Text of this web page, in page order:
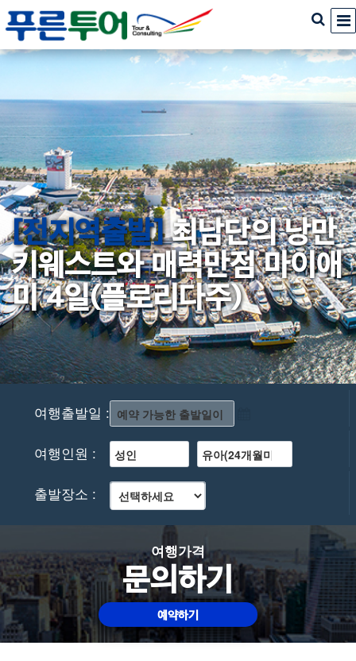
[전지역출발]최남단의 낭만
키웨스트와 매력만점 마이애
미 4일(플로리다주)
여행출발일 :
여행인원 :
출발장소 :
여행가격
문의하기
예약하기